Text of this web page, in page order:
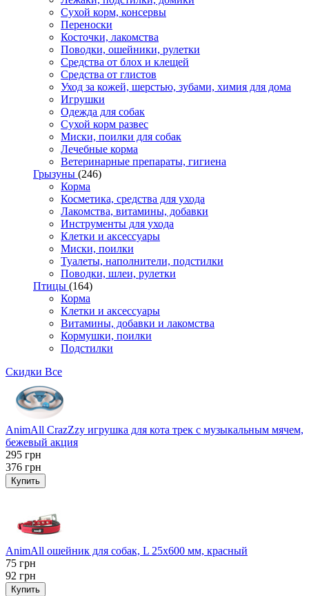
Сухой корм, консервы
Переноски
Косточки, лакомства
Поводки, ошейники, рулетки
Средства от блох и клещей
Средства от глистов
Уход за кожей, шерстью, зубами, химия для дома
Игрушки
Одежда для собак
Сухой корм развес
Миски, поилки для собак
Лечебные корма
Ветеринарные препараты, гигиена
Грызуны (246)
Корма
Косметика, средства для ухода
Лакомства, витамины, добавки
Инструменты для ухода
Клетки и аксессуары
Миски, поилки
Туалеты, наполнители, подстилки
Поводки, шлеи, рулетки
Птицы (164)
Корма
Клетки и аксессуары
Витамины, добавки и лакомства
Кормушки, поилки
Подстилки
Скидки Все
AnimAll CrazZzy игрушка для кота трек с музыкальным мячем,
бежевый акция
295 грн
376 грн
Купить
AnimAll ошейник для собак, L 25x600 мм, красный
75 грн
92 грн
Купить